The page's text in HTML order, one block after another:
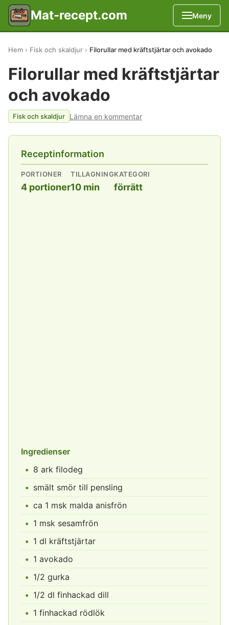
Mat-recept.com Meny
Hem Fisk och skaldjur Filorullar med kräftstjärtar och avokado
Filorullar med kräftstjärtar
och avokado
Fisk och skaldjur Lämna en kommentar
Receptinformation
PORTIONER
4 portioner
TILLAGNING
10 min
KATEGORI
förrätt
Ingredienser
8 ark filodeg
smält smör till pensling
ca 1 msk malda anisfrön
1 msk sesamfrön
1 dl kräftstjärtar
1 avokado
1/2 gurka
1/2 dl finhackad dill
1 finhackad rödlök